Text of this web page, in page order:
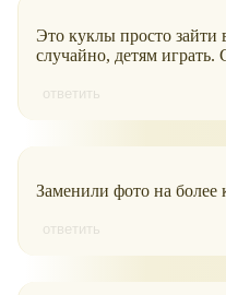
Это куклы просто зайти
случайно, детям
ответить
Заменили фото на более
ответить